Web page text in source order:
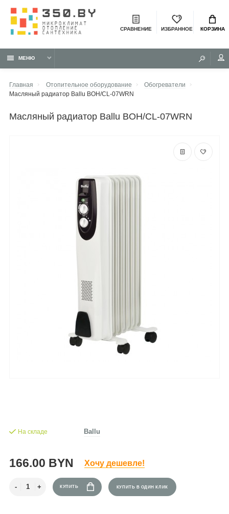
СРАВНЕНИЕ ИЗБРАННОЕ КОРЗИНА
МЕНЮ
Главная Отопительное оборудование
Обогреватели
Масляный радиатор Ballu BOH/CL-07WRN
масляный радиатор Ballu BOH/CL-07WRN
На складе Ballu
166.00 BYN Хочу дешевле!
КУПИТЬ КУПИТЬ В ОДИН КЛИК